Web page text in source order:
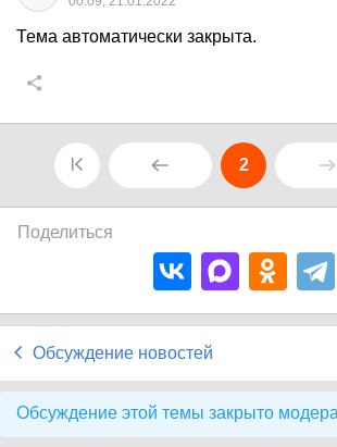
Тема автоматически закрыта.
2
Поделиться
Обсуждение новостей
Обсуждение этой темы закрыто